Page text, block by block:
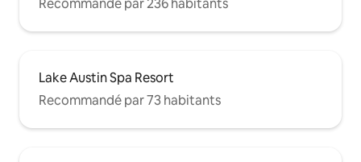
Lake Austin Spa Resort
Recommandé par 73 habitants